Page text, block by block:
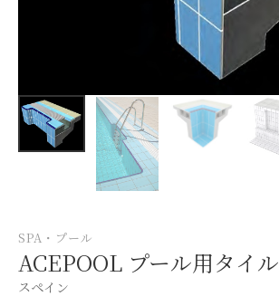
SPA・プール
ACEPOOL プール用タイル
スペイン